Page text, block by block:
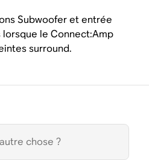
Subwoofer et entrée
le Connect:Amp
surround.